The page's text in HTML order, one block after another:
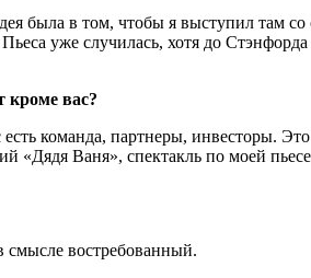
была в том, чтобы я выступил там со
уже случилась, хотя до
кроме вас?
команда, партнеры, инвесторы.
«Дядя Ваня», спектакль по моей
смысле востребованный.